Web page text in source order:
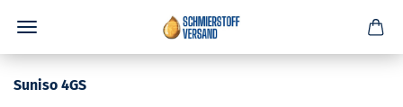
Suniso 4GS